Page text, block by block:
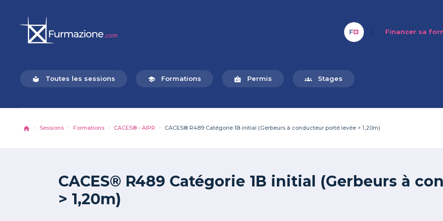
| Financer sa
local_library Toutes les sessions school Formations badge Permis groups Stages
Sessions Formations CACES® - AIPR CACES® R489 Catégorie 1B initial (Gerbeurs à conducteur porté levée > 1,20m)
CACES® R489 Catégorie 1B initial (Gerbeurs à
> 1,20m)